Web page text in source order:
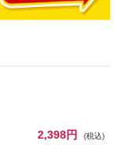
2,398円 (税込)